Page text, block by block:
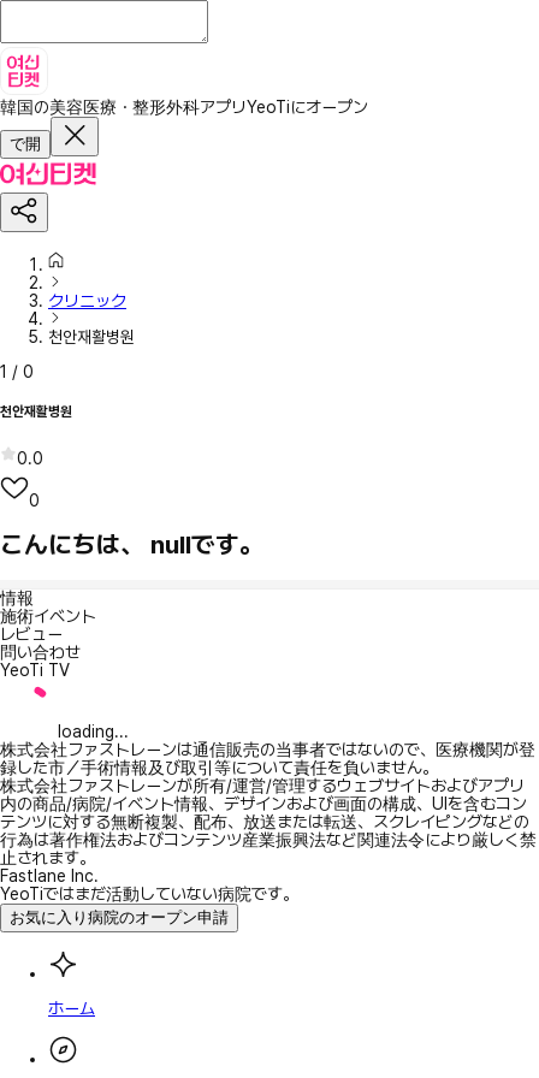
韓国の美容医療・整形外科アプリYeoTiにオープン
で開
クリニック
천안재활병원
1 / 0
천안재활병원
0.0
0
こんにちは、 nullです。
情報
施術イベント
レビュー
問い合わせ
YeoTi TV
loading...
株式会社ファストレーンは通信販売の当事者ではないので、医療機関が登
録した市／手術情報及び取引等について責任を負いません。
株式会社ファストレーンが所有/運営/管理するウェブサイトおよびアプリ
内の商品/病院/イベント情報、デザインおよび画面の構成、UIを含むコン
テンツに対する無断複製、配布、放送または転送、スクレイピングなどの
行為は著作権法およびコンテンツ産業振興法など関連法令により厳しく禁
止されます。
Fastlane Inc.
YeoTiではまだ活動していない病院です。
お気に入り病院のオープン申請
ホーム